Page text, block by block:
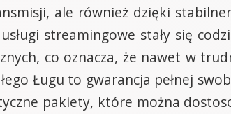
ale również dzięki
streamingowe stały się
co oznacza, że nawet w
Ługu to gwarancja pełnej
pakiety, które można